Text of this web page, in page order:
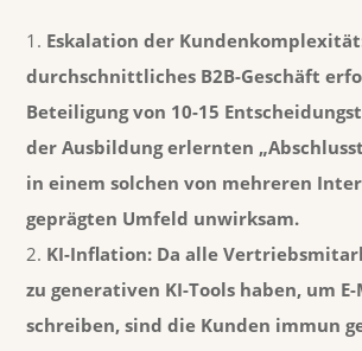
Eskalation der
durchschnittliches B2B-Geschäft
Beteiligung von 10-15
der Ausbildung erlernten
in einem solchen von mehreren
geprägten Umfeld unwirksam.
KI-Inflation: Da alle
zu generativen KI-Tools haben, um E-
schreiben, sind die Kunden immun